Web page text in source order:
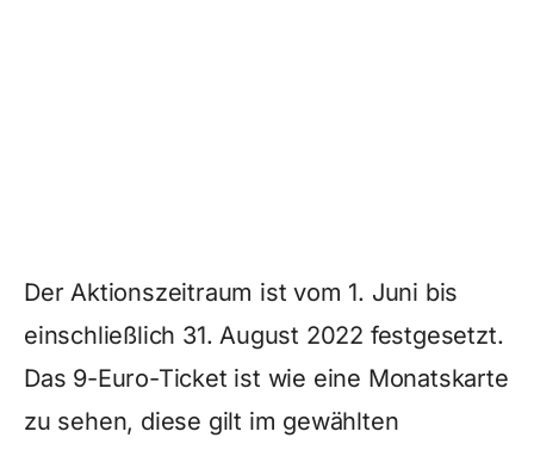
Der Aktionszeitraum ist vom 1. Juni bis
einschließlich 31. August 2022 festgesetzt.
Das 9-Euro-Ticket ist wie eine Monatskarte
zu sehen, diese gilt im gewählten